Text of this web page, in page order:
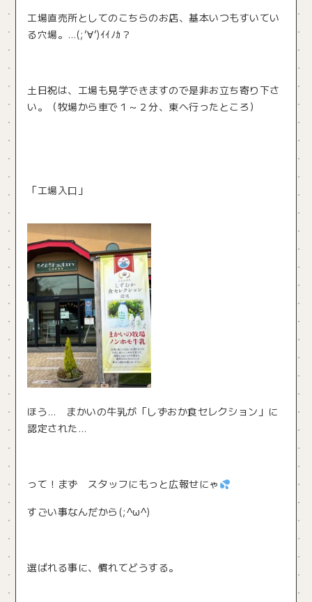
工場直売所としてのこちらのお店、基本いつもすいてい
る穴場。…(;’∀’)ｲｲﾉｶ？
土日祝は、工場も見学できますので是非お立ち寄り下さ
い。（牧場から車で１～２分、東へ行ったところ）
「工場入口」
ほう… まかいの牛乳が「しずおか食セレクション」に
認定された…
って！まず スタッフにもっと広報せにゃ
すごい事なんだから(;^ω^)
選ばれる事に、慣れてどうする。